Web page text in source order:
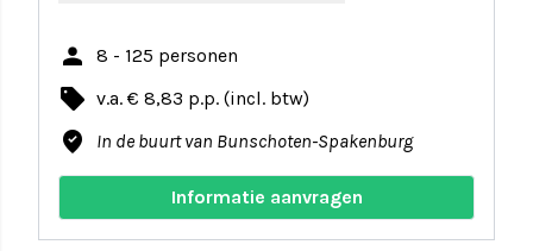
person 8 - 125 personen
local_offer v.a. € 8,83 p.p. (incl. btw)
where_to_vote In de buurt van Bunschoten-Spakenburg
Informatie aanvragen